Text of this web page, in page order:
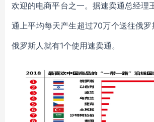
欢迎的电商平台之一。据速卖通总经理
通上平均每天产生超过70万个送往俄
俄罗斯人就有1个使用速卖通。